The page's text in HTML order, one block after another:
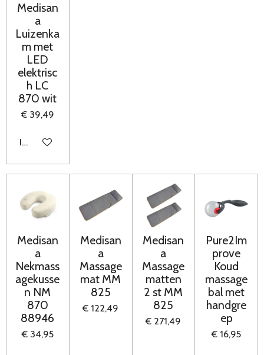
Medisan
a
Luizenka
m met
LED
elektrisc
h LC
870 wit
€ 39,49
In winkelwagen
Medisan
a
Nekmass
agekusse
n NM
870
88946
€ 34,95
Medisan
a
Massage
mat MM
825
€ 122,49
Medisan
a
Massage
matten
2 st MM
825
€ 271,49
Pure2Im
prove
Koud
massage
bal met
handgre
ep
€ 16,95